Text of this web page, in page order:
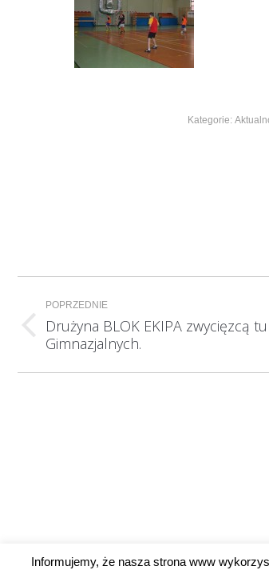
Kategorie:
Nawigacja
wpisów
POPRZEDNIE
Poprzedni
wpis:
Drużyna BLOK EKIPA zwycięzcą
Gimnazjalnych.
Informujemy, że nasza strona www